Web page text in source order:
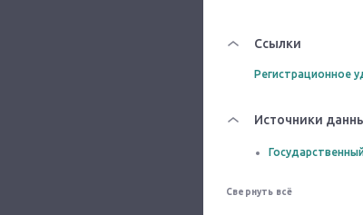
Ссылки
Регистрационное
Источники
Свернуть всё